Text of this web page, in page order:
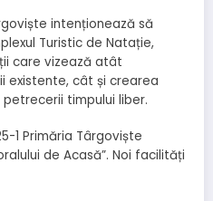
intenționează să
Turistic de Natație,
care vizează atât
existente, cât și crearea
timpului liber.